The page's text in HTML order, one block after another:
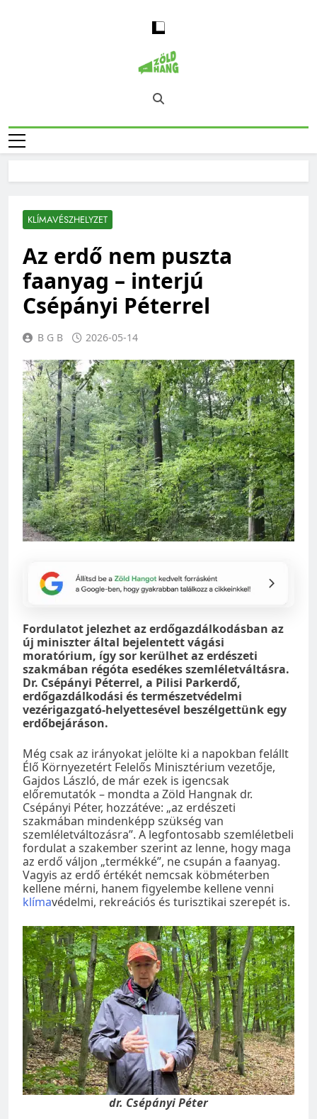
Magyarország
Zöld Hangja
Zöld Hang – Természet, Klímaváltozás,
Fenntarthatóság, Jövő
KLÍMAVÉSZHELYZET
Az erdő nem puszta
faanyag – interjú
Csépányi Péterrel
B G B 2026-05-14
Fordulatot jelezhet az erdőgazdálkodásban az
új miniszter által bejelentett vágási
moratórium, így sor kerülhet az erdészeti
szakmában régóta esedékes szemléletváltásra.
Dr. Csépányi Péterrel, a Pilisi Parkerdő,
erdőgazdálkodási és természetvédelmi
vezérigazgató-helyettesével beszélgettünk egy
erdőbejáráson.
Még csak az irányokat jelölte ki a napokban felállt
Élő Környezetért Felelős Minisztérium vezetője,
Gajdos László, de már ezek is igencsak
előremutatók – mondta a Zöld Hangnak dr.
Csépányi Péter, hozzátéve: „az erdészeti
szakmában mindenképp szükség van
szemléletváltozásra”. A legfontosabb szemléletbeli
fordulat a szakember szerint az lenne, hogy maga
az erdő váljon „termékké”, ne csupán a faanyag.
Vagyis az erdő értékét nemcsak köbméterben
kellene mérni, hanem figyelembe kellene venni
klímavédelmi, rekreációs és turisztikai szerepét is.
dr. Csépányi Péter